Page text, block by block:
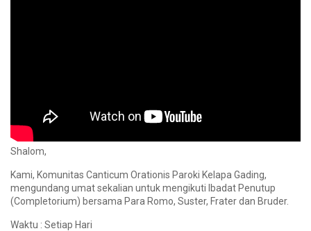
Shalom,
Kami, Komunitas Canticum Orationis Paroki Kelapa Gading,
mengundang umat sekalian untuk mengikuti Ibadat Penutup
(Completorium) bersama Para Romo, Suster, Frater dan Bruder.
Waktu : Setiap Hari